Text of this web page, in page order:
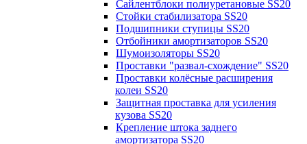
Сайлентблоки полиуретановые SS20
Стойки стабилизатора SS20
Подшипники ступицы SS20
Отбойники амортизаторов SS20
Шумоизоляторы SS20
Проставки "развал-схождение" SS20
Проставки колёсные расширения
колеи SS20
Защитная проставка для усиления
кузова SS20
Крепление штока заднего
амортизатора SS20